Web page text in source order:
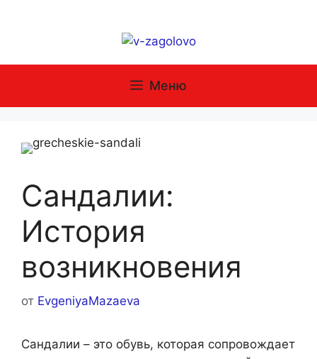
Меню
Сандалии:
История
возникновения
от EvgeniyaMazaeva
Сандалии – это обувь, которая сопровождает